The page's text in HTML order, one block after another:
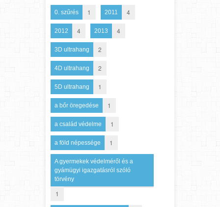
0. szűrés 1 2011 4
2012 4 2013 4
3D ultrahang 2
4D ultrahang 2
5D ultrahang 1
a bőr öregedése 1
a család védelme 1
a föld népessége 1
A gyermekek védelméről és a
gyámügyi igazgatásról szóló
törvény
1